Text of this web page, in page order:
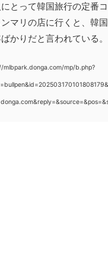
とって韓国旅行の定番
マリの店に行くと、韓
かりだと言われている。
mlbpark.donga.com/mp/b.php?